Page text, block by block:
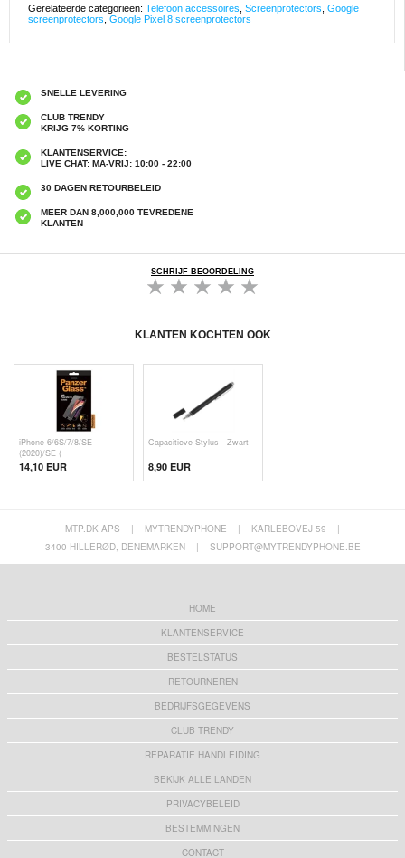
Gerelateerde categorieën: Telefoon accessoires Screenprotectors Google
screenprotectors Google Pixel 8 screenprotectors
SNELLE LEVERING
CLUB TRENDY
KRIJG 7% KORTING
KLANTENSERVICE:
LIVE CHAT: MA-VRIJ: 10:00 - 22:00
30 DAGEN RETOURBELEID
MEER DAN 8,000,000 TEVREDENE
KLANTEN
SCHRIJF BEOORDELING
KLANTEN KOCHTEN OOK
iPhone 6/6S/7/8/SE
(2020)/SE (
14,10 EUR
Capacitieve Stylus - Zwart
8,90 EUR
MTP.DK APS | MYTRENDYPHONE | KARLEBOVEJ 59
|
3400 HILLERØD, DENEMARKEN
| SUPPORT@MYTRENDYPHONE.BE
HOME
KLANTENSERVICE
BESTELSTATUS
RETOURNEREN
BEDRIJFSGEGEVENS
CLUB TRENDY
REPARATIE HANDLEIDING
BEKIJK ALLE LANDEN
PRIVACYBELEID
BESTEMMINGEN
CONTACT